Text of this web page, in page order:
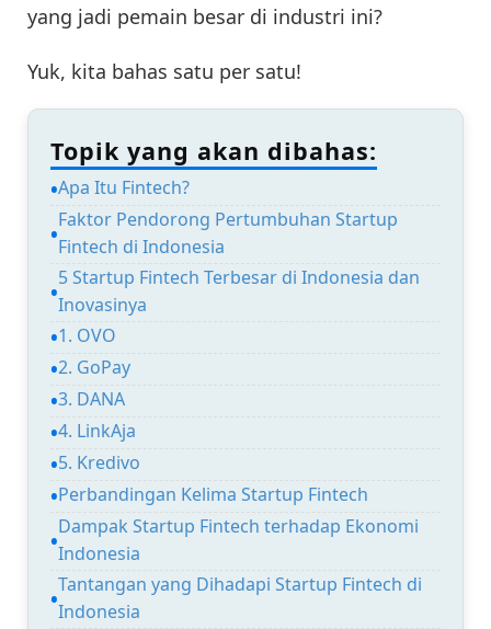
yang jadi pemain besar di industri ini?
Yuk, kita bahas satu per satu!
Topik yang akan dibahas:
Apa Itu Fintech?
Faktor Pendorong Pertumbuhan Startup
Fintech di Indonesia
5 Startup Fintech Terbesar di Indonesia dan
Inovasinya
1. OVO
2. GoPay
3. DANA
4. LinkAja
5. Kredivo
Perbandingan Kelima Startup Fintech
Dampak Startup Fintech terhadap Ekonomi
Indonesia
Tantangan yang Dihadapi Startup Fintech di
Indonesia